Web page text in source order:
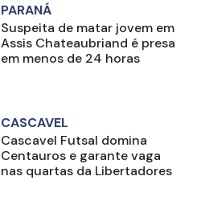
PARANÁ
Suspeita de matar jovem em
Assis Chateaubriand é presa
em menos de 24 horas
CASCAVEL
Cascavel Futsal domina
Centauros e garante vaga
nas quartas da Libertadores